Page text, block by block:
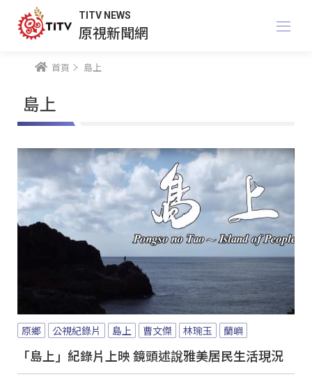
TITV NEWS
原視新聞網
首頁 島上
島上
原鄉 公視紀錄片 島上 曹文傑 林琬玉 蘭嶼
「島上」紀錄片上映 鏡頭述說雅美居民生活現況